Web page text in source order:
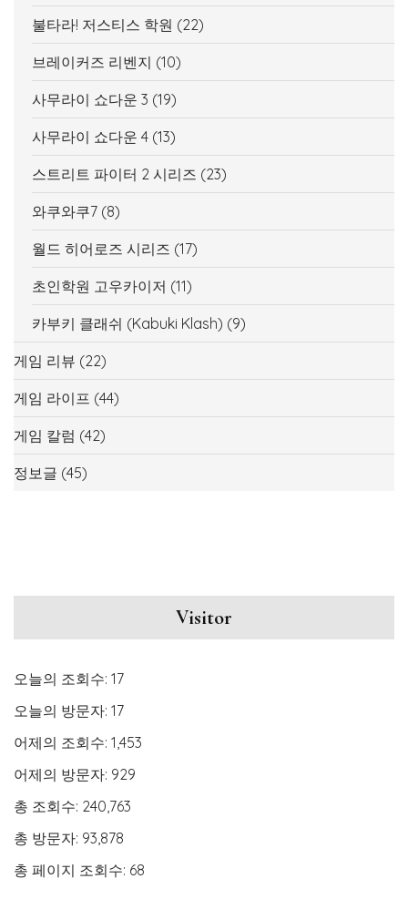
불타라! 저스티스 학원 (22)
브레이커즈 리벤지 (10)
사무라이 쇼다운 3 (19)
사무라이 쇼다운 4 (13)
스트리트 파이터 2 시리즈 (23)
와쿠와쿠7 (8)
월드 히어로즈 시리즈 (17)
초인학원 고우카이저 (11)
카부키 클래쉬 (Kabuki Klash) (9)
게임 리뷰 (22)
게임 라이프 (44)
게임 칼럼 (42)
정보글 (45)
Visitor
오늘의 조회수: 17
오늘의 방문자: 17
어제의 조회수: 1,453
어제의 방문자: 929
총 조회수: 240,763
총 방문자: 93,878
총 페이지 조회수: 68